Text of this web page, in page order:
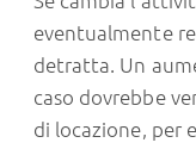
eventualmente
detratta. Un
caso dovrebbe
di locazione, per